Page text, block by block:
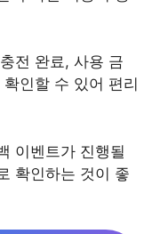
전 완료, 사용 금
인할 수 있어 편리
이벤트가 진행될
확인하는 것이 좋